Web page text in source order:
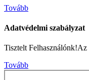
Tovább
Adatvédelmi szabályzat
Tisztelt
Tovább